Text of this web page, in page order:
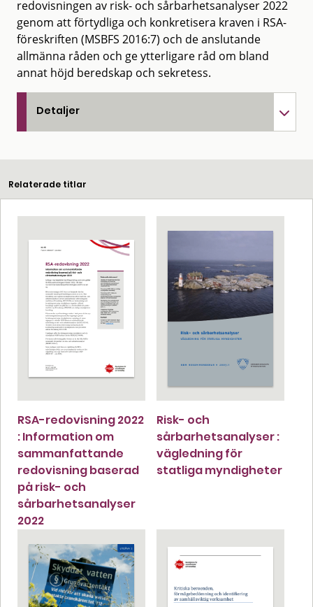
redovisningen av risk- och sårbarhetsanalyser 2022
genom att förtydliga och konkretisera kraven i RSA-
föreskriften (MSBFS 2016:7) och de anslutande
allmänna råden och ge ytterligare råd om bland
annat höjd beredskap och sekretess.
Detaljer
Relaterade titlar
RSA-redovisning 2022
: Information om
sammanfattande
redovisning baserad
på risk- och
sårbarhetsanalyser
2022
Risk- och
sårbarhetsanalyser :
vägledning för
statliga myndigheter